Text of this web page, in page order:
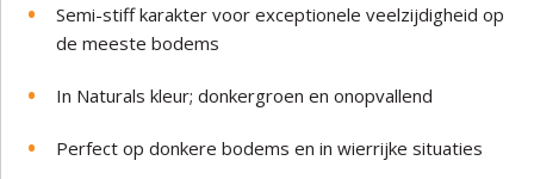
Semi-stiff karakter voor exceptionele veelzijdigheid op
de meeste bodems
In Naturals kleur; donkergroen en onopvallend
Perfect op donkere bodems en in wierrijke situaties